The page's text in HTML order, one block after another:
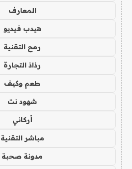
المعارف
هيدب فيديو
رمح التقنية
رذاذ التجارة
طعم وكيف
شهود نت
أركاني
مباشر التقنية
مدونة صحبة